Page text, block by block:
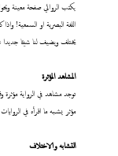
يكتب الروائي صفحة معينة
اللغة البصرية او السمعية!
يختلف ويضيف لنا شيئا جديدا
المشاهد المؤثرة
توجد مشاهد في الرواية مؤثرة
مؤثر يشبه ما اقرأه في
التشابه والاختلاف